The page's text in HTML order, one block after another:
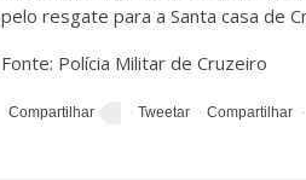
pelo resgate para a Santa casa de
Fonte: Polícia Militar de Cruzeiro